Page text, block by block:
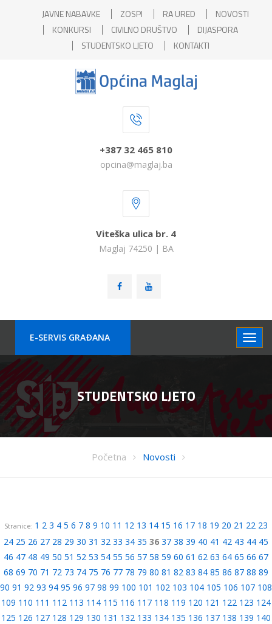
JAVNE NABAVKE ZOSPI RA URED
NOVOSTI
KONKURSI
CIVILNO DRUŠTVO
DIJASPORA
STUDENTSKO LJETO
KONTAKTI
+387 32 465 810
opcina@maglaj.ba
Viteška ulica br. 4
Maglaj 74250 | BA
E-SERVIS GRAÐANA
STUDENTSKO LJETO
Početna Novosti
Stranice: 1 2 3 4 5 6 7 8 9 10 11 12 13 14 15 16 17 18 19 20 21 22 23
24 25 26 27 28 29 30 31 32 33 34 35 36 37 38 39 40 41 42 43 44 45
46 47 48 49 50 51 52 53 54 55 56 57 58 59 60 61 62 63 64 65 66 67
68 69 70 71 72 73 74 75 76 77 78 79 80 81 82 83 84 85 86 87 88 89
90 91 92 93 94 95 96 97 98 99 100 101 102 103 104 105 106 107 108
109 110 111 112 113 114 115 116 117 118 119 120 121 122 123 124
125 126 127 128 129 130 131 132 133 134 135 136 137 138 139 140